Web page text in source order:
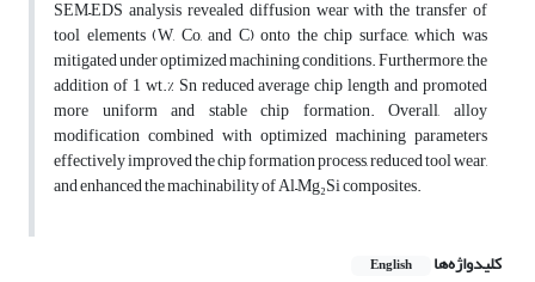
SEM–EDS analysis revealed diffusion wear with the transfer of
tool elements (W, Co, and C) onto the chip surface, which was
mitigated under optimized machining conditions. Furthermore, the
addition of 1 wt.% Sn reduced average chip length and promoted
more uniform and stable chip formation. Overall, alloy
modification combined with optimized machining parameters
effectively improved the chip formation process, reduced tool wear,
and enhanced the machinability of Al–Mg₂Si composites.
کلیدواژه‌ها English